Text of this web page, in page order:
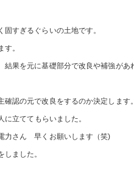
すぎるぐらいの土地です。
。
結果を元に基礎部分で改良や補強があ
認の元で改良をするのか決定します。
に立ててもらいました。
力さん 早くお願いします（笑)
ました。